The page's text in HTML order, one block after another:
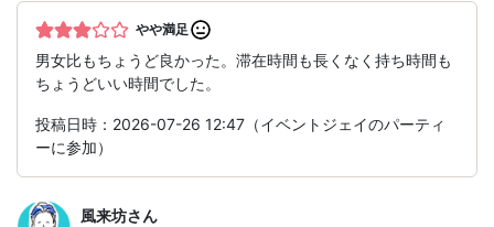
やや満足
男女比もちょうど良かった。滞在時間も長くなく持ち時間も
ちょうどいい時間でした。
投稿日時：2026-07-26 12:47（イベントジェイのパーティ
ーに参加）
風来坊さん